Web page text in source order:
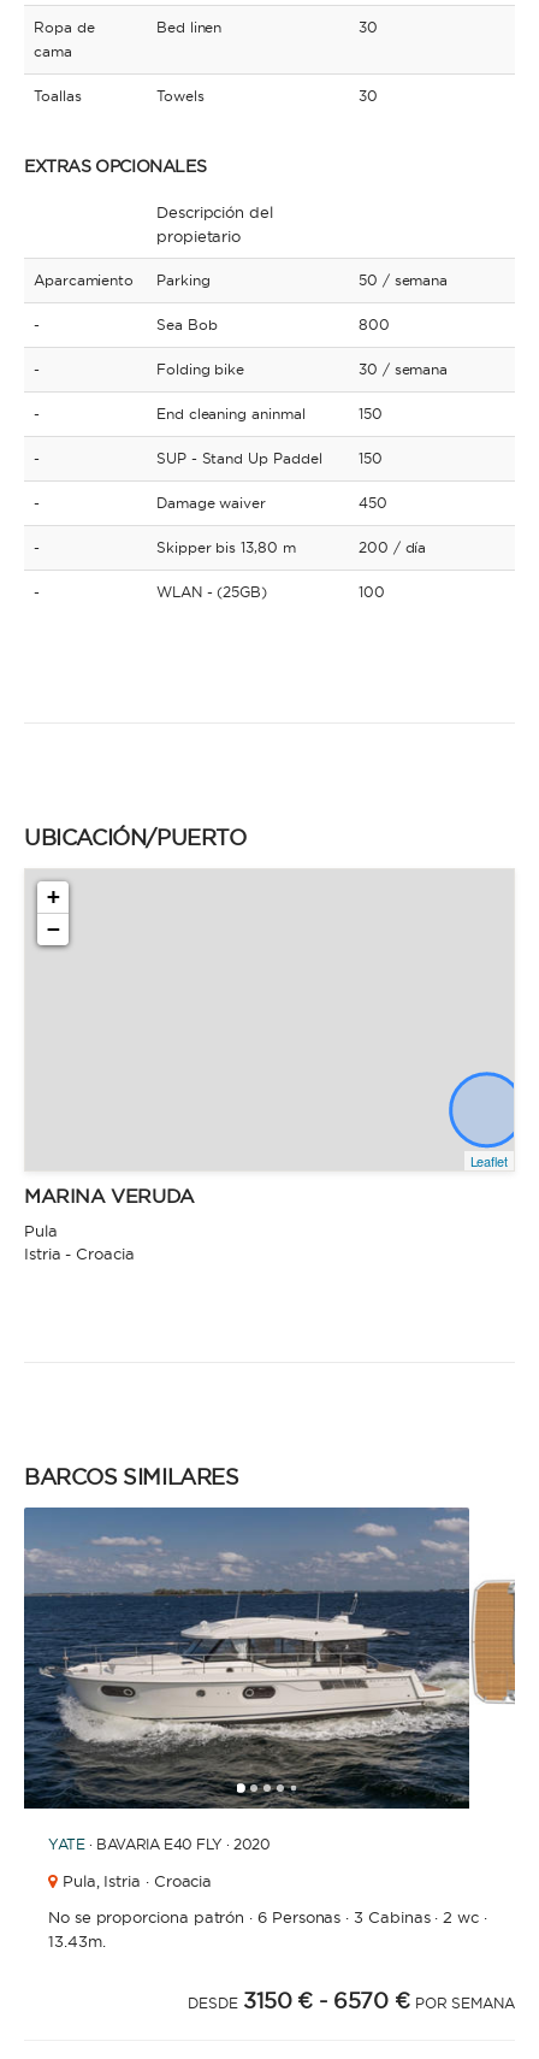
Ropa de
cama
Bed linen 30
Toallas Towels 30
EXTRAS OPCIONALES
Descripción del
propietario
Aparcamiento Parking 50 / semana
- Sea Bob 800
- Folding bike 30 / semana
- End cleaning aninmal 150
- SUP - Stand Up Paddel 150
- Damage waiver 450
- Skipper bis 13,80 m 200 / día
- WLAN - (25GB) 100
UBICACIÓN/PUERTO
+
−
Leaflet
MARINA VERUDA
Pula
Istria - Croacia
BARCOS SIMILARES
12345 6789101112
YATE · BAVARIA E40 FLY · 2020
Pula, Istria · Croacia
No se proporciona patrón ·6 Personas ·3 Cabinas· 2 wc·
13.43m.
DESDE 3150 € - 6570 € POR SEMANA